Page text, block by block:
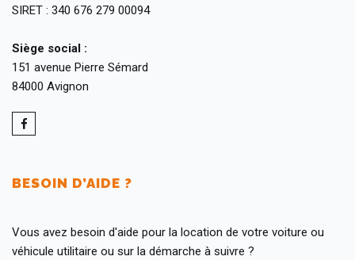
SIRET : 340 676 279 00094
Siège social :
151 avenue Pierre Sémard
84000 Avignon
BESOIN D’AIDE ?
Vous avez besoin d'aide pour la location de votre voiture ou
véhicule utilitaire ou sur la démarche à suivre ?